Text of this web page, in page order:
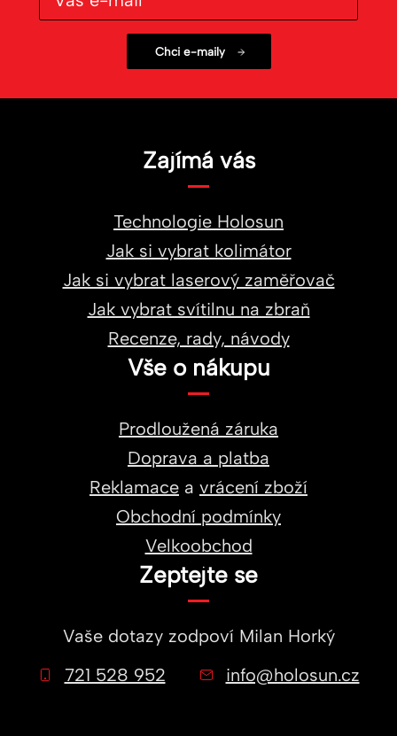
Zajímá vás
Technologie Holosun
Jak si vybrat kolimátor
Jak si vybrat laserový zaměřovač
Jak vybrat svítilnu na zbraň
Recenze, rady, návody
Vše o nákupu
Prodloužená záruka
Doprava a platba
Reklamace a vrácení zboží
Obchodní podmínky
Velkoobchod
Zeptejte se
Vaše dotazy zodpoví Milan Horký
721 528 952
info@holosun.cz